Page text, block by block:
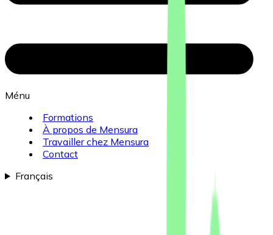
Ménu
Formations
À propos de Mensura
Travailler chez Mensura
Contact
Français